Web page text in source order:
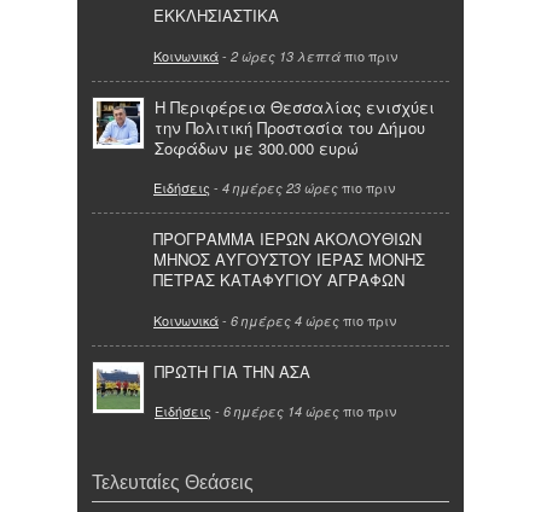
ΕΚΚΛΗΣΙΑΣΤΙΚΑ
Κοινωνικά- 2 ώρες 13 λεπτά πιο πριν
Η Περιφέρεια Θεσσαλίας ενισχύει
την Πολιτική Προστασία του Δήμου
Σοφάδων με 300.000 ευρώ
Ειδήσεις - 4 ημέρες 23 ώρες πιο πριν
ΠΡΟΓΡΑΜΜΑ ΙΕΡΩΝ ΑΚΟΛΟΥΘΙΩΝ
ΜΗΝΟΣ ΑΥΓΟΥΣΤΟΥ ΙΕΡΑΣ ΜΟΝΗΣ
ΠΕΤΡΑΣ ΚΑΤΑΦΥΓΙΟΥ ΑΓΡΑΦΩΝ
Κοινωνικά- 6 ημέρες 4 ώρες πιο πριν
ΠΡΩΤΗ ΓΙΑ ΤΗΝ ΑΣΑ
Ειδήσεις - 6 ημέρες 14 ώρες πιο πριν
Τελευταίες Θεάσεις